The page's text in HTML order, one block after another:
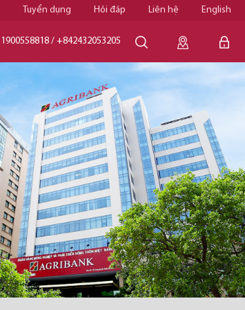
Tuyển dụng Hỏi đáp Liên hệ English
1900558818 / +842432053205